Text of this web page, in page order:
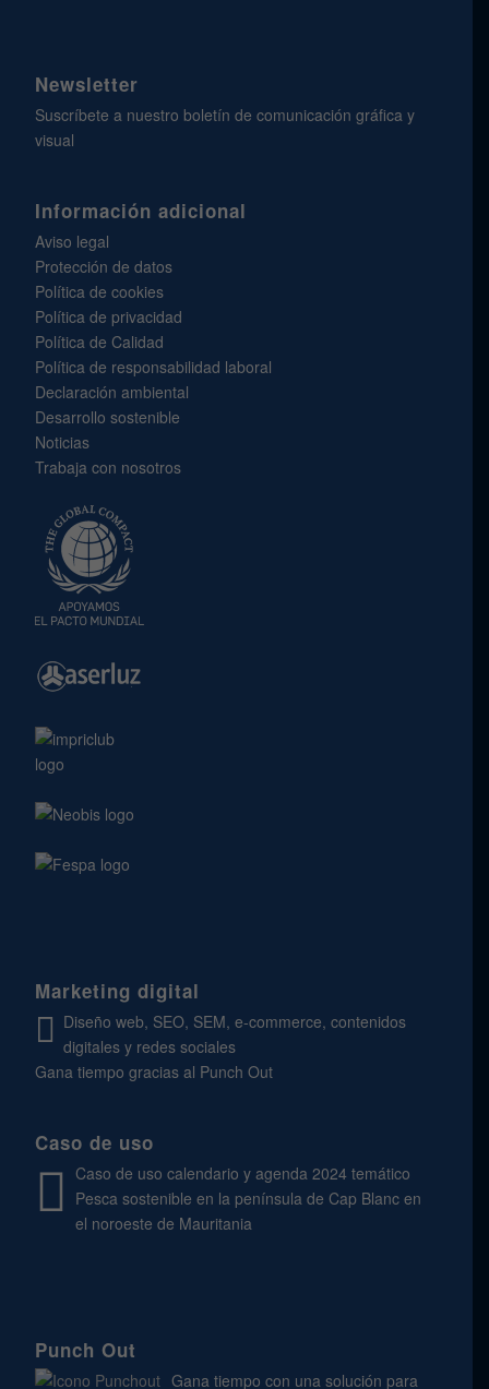
Newsletter
Suscríbete a nuestro boletín de comunicación gráfica y
visual
Información adicional
Aviso legal
Protección de datos
Política de cookies
Política de privacidad
Política de Calidad
Política de responsabilidad laboral
Declaración ambiental
Desarrollo sostenible
Noticias
Trabaja con nosotros
Marketing digital
Diseño web, SEO, SEM, e-commerce, contenidos
digitales y redes sociales
Gana tiempo gracias al Punch Out
Caso de uso
Caso de uso calendario y agenda 2024 temático
Pesca sostenible en la península de Cap Blanc en
el noroeste de Mauritania
Punch Out
Gana tiempo con una solución para